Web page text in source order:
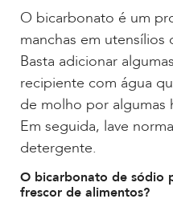
O bicarbonato é um
manchas em
Basta adicionar
recipiente com água
de molho por algumas
Em seguida, lave
detergente.
O bicarbonato de sódio
frescor de alimentos?